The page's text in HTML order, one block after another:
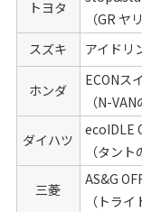
トヨタ
（GR ヤ
スズキ
アイドリ
ホンダ
ECONス
（N-VAN
ダイハツ
ecoIDLE
（タント
三菱
AS&G
（トライ